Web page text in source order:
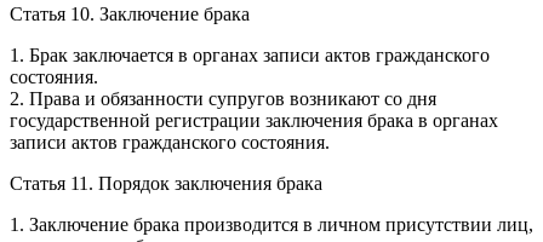
Статья 10. Заключение брака
1. Брак заключается в органах записи актов гражданского
состояния.
2. Права и обязанности супругов возникают со дня
государственной регистрации заключения брака в органах
записи актов гражданского состояния.
Статья 11. Порядок заключения брака
1. Заключение брака производится в личном присутствии лиц,